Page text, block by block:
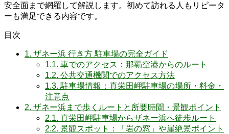
安全面まで網羅して解説します。初めて訪れる人もリピータ
ーも満足できる内容です。
目次
1. ザネー浜 行き方 駐車場の完全ガイド
1.1. 車でのアクセス：那覇空港からのルート
1.2. 公共交通機関でのアクセス方法
1.3. 駐車場情報：真栄田岬駐車場の場所・料金・
注意点
2. ザネー浜まで歩くルートと所要時間・景観ポイント
2.1. 真栄田岬駐車場からザネー浜へ徒歩ルート
2.2. 景観スポット：「岩の窓」や崖絶景ポイント